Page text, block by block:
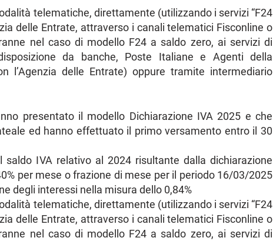
telematiche, direttamente (utilizzando i servizi “F24
delle Entrate, attraverso i canali telematici Fisconline o
nel caso di modello F24 a saldo zero, ai servizi di
da banche, Poste Italiane e Agenti della
l’Agenzia delle Entrate) oppure tramite intermediario
presentato il modello Dichiarazione IVA 2025 e che
ed hanno effettuato il primo versamento entro il 30
saldo IVA relativo al 2024 risultante dalla dichiarazione
per mese o frazione di mese per il periodo 16/03/2025
degli interessi nella misura dello 0,84%
telematiche, direttamente (utilizzando i servizi “F24
delle Entrate, attraverso i canali telematici Fisconline o
nel caso di modello F24 a saldo zero, ai servizi di